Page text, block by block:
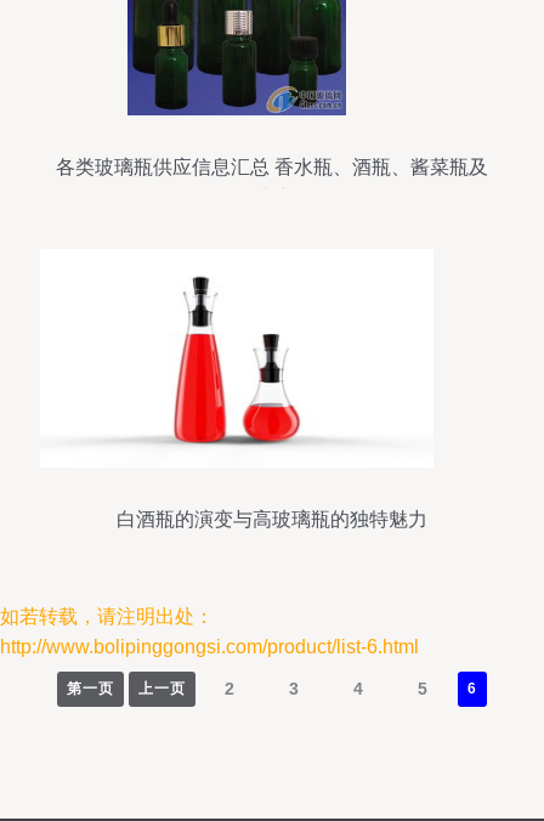
各类玻璃瓶供应信息汇总 香水瓶、酒瓶、酱菜瓶及
白酒瓶的演变与高玻璃瓶的独特魅力
如若转载，请注明出处：
http://www.bolipinggongsi.com/product/list-6.html
第一页 上一页 2 3 4 5 6